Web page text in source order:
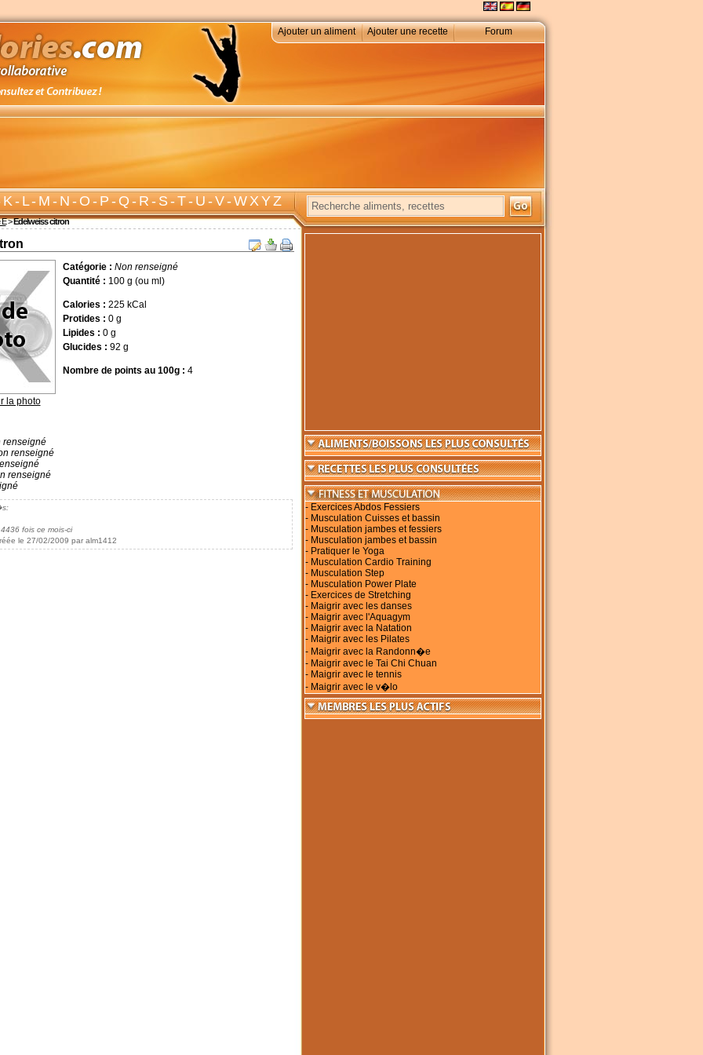
Ajouter un aliment Ajouter une recette Forum
K-L-M-N-O-P-Q-R-S-T-U-V-W X Y Z
E>Edelweiss citron
la photo
Catégorie : Non renseigné
Quantité : 100 g (ou ml)
Calories : 225 kCal
Protides : 0 g
Lipides : 0 g
Glucides : 92 g
Nombre de points au 100g : 4
renseigné
renseigné
renseigné
fois ce mois-ci
le 27/02/2009 par alm1412
- Exercices Abdos Fessiers
- Musculation Cuisses et bassin
- Musculation jambes et fessiers
- Musculation jambes et bassin
- Pratiquer le Yoga
- Musculation Cardio Training
- Musculation Step
- Musculation Power Plate
- Exercices de Stretching
- Maigrir avec les danses
- Maigrir avec l'Aquagym
- Maigrir avec la Natation
- Maigrir avec les Pilates
- Maigrir avec la Randonn�e
- Maigrir avec le Tai Chi Chuan
- Maigrir avec le tennis
- Maigrir avec le v�lo